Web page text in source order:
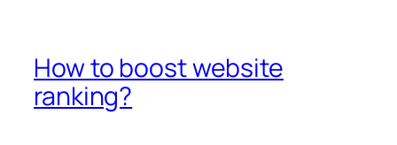
How to boost website
ranking?